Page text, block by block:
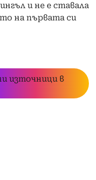
и не е ставала
на първата си
източници в